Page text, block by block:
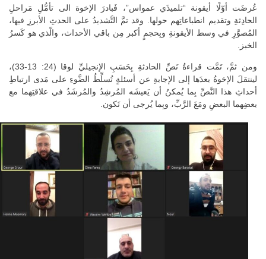
عُرضَت أوّلًا أيقونة “تلميذَي عمواس”، فَبادرَ الإخوة الى تأمُّلِ مَراحلِ
الحادِثةِ وتقديم انطباعاتِهم حولها. وقد تمَّ التَّشديدُ على الحدثِ الأبرزِ فيها،
المُصوَّرِ في وسط الأيقونةِ وبِحجمٍ أكبر مِن باقي الأحداث، والّذي هو كَسرُ
الخبز.
ومن ثمَّ، تَمَّت قراءةُ نَصِّ الحادثةِ بِحَسَبِ الإنجيليِّ لوقا (24: 13-33)،
لينتقلَ الإخوةُ بعدَها إلى الإجابةِ عن أسئلةٍ تُسلِّطُ الضَّوءِ على مَدى ارتباطِ
أحداثِ هذا النَّصِّ بِما يُمكنُ أن يَعيشَه المُرشِدُ والمُرشَدُ في علاقتِهما مع
بعضِهما البعضِ ومَعَ الرَّبِّ، وبِما يُرجى أن تَكون.